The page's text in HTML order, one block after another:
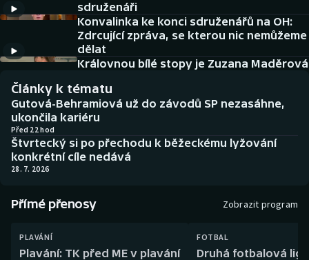
Americký fotbal
Baseball a softbal
Biatlon
Boby a skeleton
Curling
Dostihy
NEPŘEHLÉDNĚTE
Aplikace ČT sport
AZ kvíz
sdruženáři
Konvalinka ke konci sdruženářů na OH:
Zdrcující zpráva, se kterou nic nemůžeme
dělat
Královnou bílé stopy je Zuzana Maděrová
Články k tématu
Gutová-Behramiová už do závodů SP nezasáhne,
ukončila kariéru
Před 22 hod
Štvrtecký si po přechodu k běžeckému lyžování
konkrétní cíle nedává
28. 7. 2026
Přímé přenosy Zobrazit program
PLAVÁNÍ
Plavání: TK před ME v plavání
FOTBAL
Druhá fotbalová